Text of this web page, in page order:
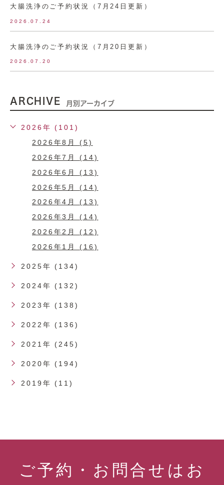
大腸洗浄のご予約状況（7月24日更新）
2026.07.24
大腸洗浄のご予約状況（7月20日更新）
2026.07.20
ARCHIVE 月別アーカイブ
2026年 (101)
2026年8月 (5)
2026年7月 (14)
2026年6月 (13)
2026年5月 (14)
2026年4月 (13)
2026年3月 (14)
2026年2月 (12)
2026年1月 (16)
2025年 (134)
2024年 (132)
2023年 (138)
2022年 (136)
2021年 (245)
2020年 (194)
2019年 (11)
ご予約・お問合せはお